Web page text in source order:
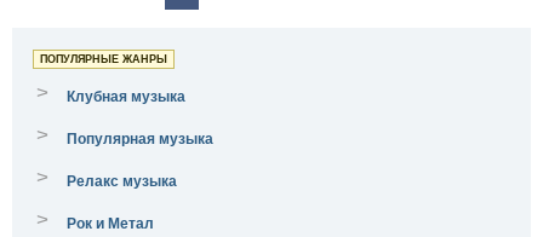
ПОПУЛЯРНЫЕ ЖАНРЫ
> Клубная музыка
> Популярная музыка
> Релакс музыка
> Рок и Метал